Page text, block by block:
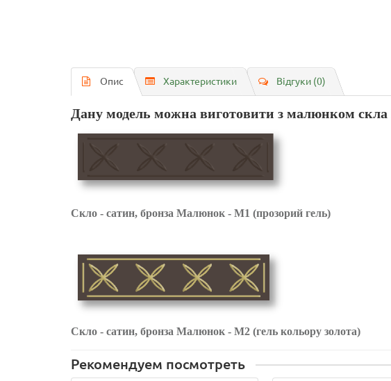
Опис Характеристики Відгуки (0)
Дану модель можна виготовити з малюнком
Скло - сатин, бронза Малюнок - М1 (прозорий гель)
Скло - сатин, бронза Малюнок - М2 (гель кольору золота)
Рекомендуем посмотреть